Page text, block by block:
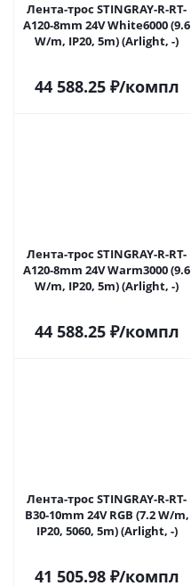
Лента-трос STINGRAY-R-RT-
A120-8mm 24V White6000 (9.6
W/m, IP20, 5m) (Arlight, -)
44 588.25₽/компл
Лента-трос STINGRAY-R-RT-
A120-8mm 24V Warm3000 (9.6
W/m, IP20, 5m) (Arlight, -)
44 588.25₽/компл
Лента-трос STINGRAY-R-RT-
B30-10mm 24V RGB (7.2 W/m,
IP20, 5060, 5m) (Arlight, -)
41 505.98₽/компл